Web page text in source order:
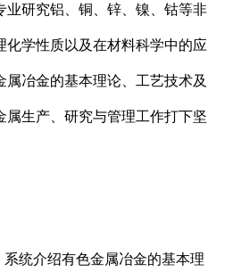
业研究铝、铜、锌、镍、钴等非
化学性质以及在材料科学中的应
属冶金的基本理论、工艺技术及
属生产、研究与管理工作打下坚
统介绍有色金属冶金的基本理